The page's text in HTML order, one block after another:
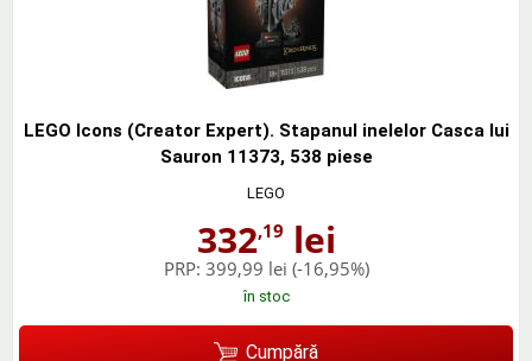
LEGO Icons (Creator Expert). Stapanul inelelor Casca lui
Sauron 11373, 538 piese
LEGO
332,19 lei
PRP: 399,99 lei (-16,95%)
în stoc
Cumpără